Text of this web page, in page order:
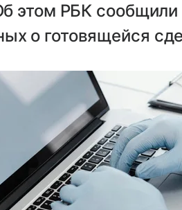
этом РБК сообщили
о готовящейся